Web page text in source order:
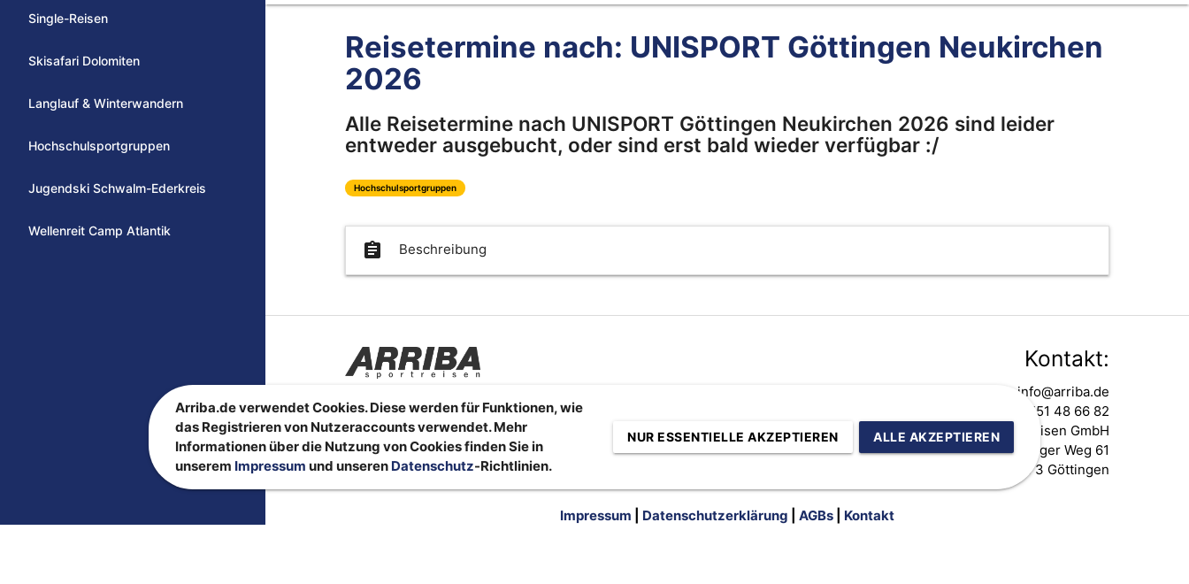
Single-Reisen
Skisafari Dolomiten
Langlauf & Winterwandern
Hochschulsportgruppen
Jugendski Schwalm-Ederkreis
Wellenreit Camp Atlantik
Reisetermine nach: UNISPORT Göttingen Neukirchen
2026
Alle Reisetermine nach UNISPORT Göttingen Neukirchen 2026 sind leider
entweder ausgebucht, oder sind erst bald wieder verfügbar :/
Hochschulsportgruppen
assignment Beschreibung
Arriba.de verwendet Cookies. Diese werden für Funktionen, wie
das Registrieren von Nutzeraccounts verwendet. Mehr
Informationen über die Nutzung von Cookies finden Sie in
unserem Impressum und unseren Datenschutz-Richtlinien.
NUR ESSENTIELLE AKZEPTIEREN ALLE AKZEPTIEREN
Kontakt:
info@arriba.de
0551 48 66 82
ARRIBA Sportreisen GmbH
Nikolausberger Weg 61
37073 Göttingen
Impressum Datenschutzerklärung AGBs| Kontakt